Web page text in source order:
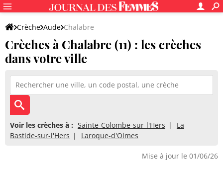
Crèche Aude Chalabre
Crèches à Chalabre (11) : les crèches
dans votre ville
Voir les crèches à : Sainte-Colombe-sur-l'Hers
La
Bastide-sur-l'Hers
Laroque-d'Olmes
Mise à jour le 01/06/26